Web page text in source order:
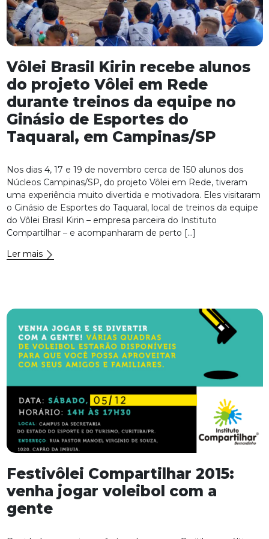
Vôlei Brasil Kirin recebe alunos
do projeto Vôlei em Rede
durante treinos da equipe no
Ginásio de Esportes do
Taquaral, em Campinas/SP
Nos dias 4, 17 e 19 de novembro cerca de 150 alunos dos
Núcleos Campinas/SP, do projeto Vôlei em Rede, tiveram
uma experiência muito divertida e motivadora. Eles visitaram
o Ginásio de Esportes do Taquaral, local de treinos da equipe
do Vôlei Brasil Kirin – empresa parceira do Instituto
Compartilhar – e acompanharam de perto […]
Ler mais
Festivôlei Compartilhar 2015:
venha jogar voleibol com a
gente